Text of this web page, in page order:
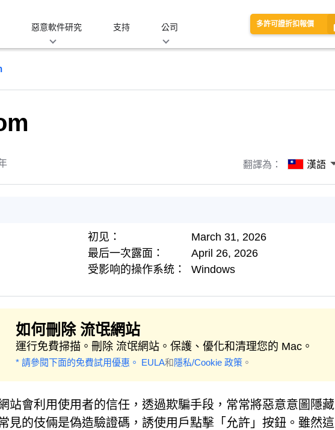
惡意軟件研究 支持 公司 多許可證折扣報價
翻譯為： 漢語
初见：
March 31, 2026
最后一次露面：
April 26, 2026
受影响的操作系统：
Windows
如何刪除 流氓網站
運行免費掃描。刪除 流氓網站。保護、優化和清理您的 Mac。
* 請參閱下面的免費試用優惠。 EULA和隱私/Cookie 政策 。
站會利用使用者的信任，透過欺騙手段，常常將惡意意圖隱藏
見的伎倆是偽造驗證碼，誘使用戶點擊「允許」按鈕。雖然這